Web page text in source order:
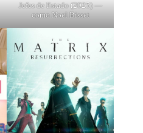
Jefes de Estado (2025) —
como Noel Bisset